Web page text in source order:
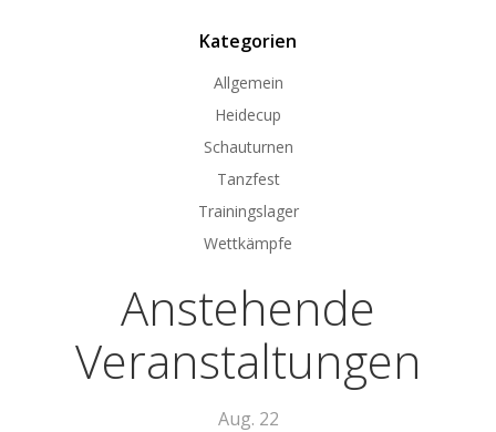
Kategorien
Allgemein
Heidecup
Schauturnen
Tanzfest
Trainingslager
Wettkämpfe
Anstehende
Veranstaltungen
Aug. 22